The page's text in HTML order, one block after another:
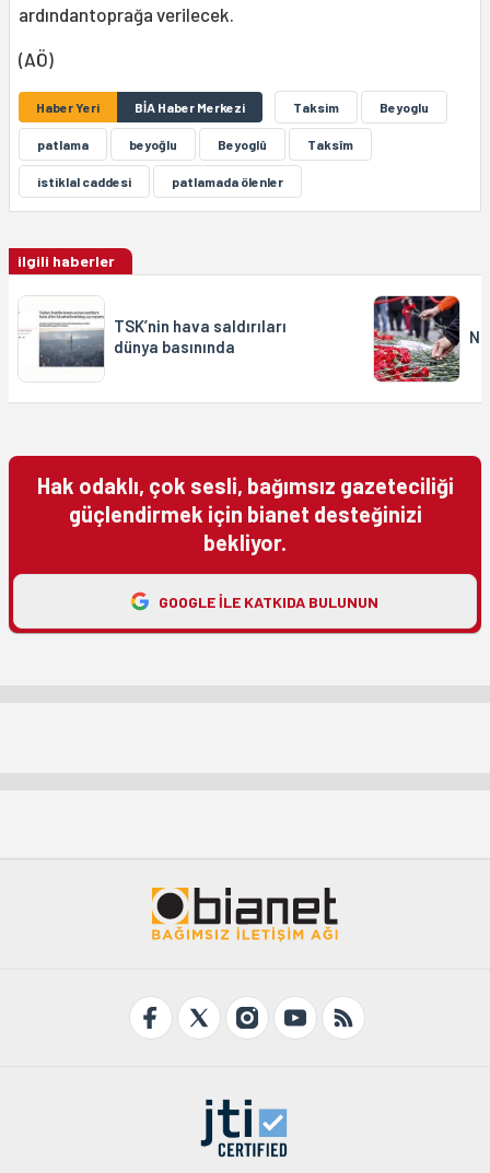
ardındantoprağa verilecek.
(AÖ)
Haber Yeri BİA Haber Merkezi Taksim Beyoglu
patlama beyoğlu Beyoglû Taksîm
istiklal caddesi patlamada ölenler
ilgili haberler
TSK’nin hava saldırıları
dünya basınında
Hak odaklı, çok sesli, bağımsız gazeteciliği
güçlendirmek için bianet desteğinizi
bekliyor.
GOOGLE ILE KATKIDA BULUNUN